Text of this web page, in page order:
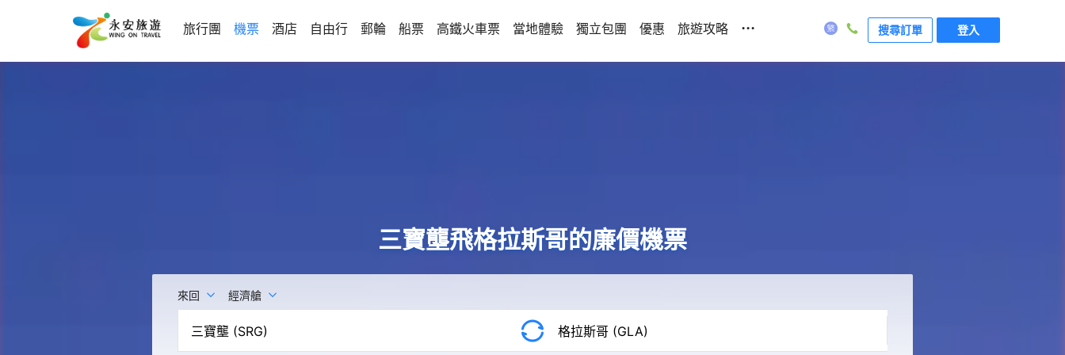
旅行團 機票 酒店 自由行 郵輪 船票 高鐵火車票 當地體驗 獨立包團 優惠 旅遊攻略 ... 搜尋訂單 登入
三寶壟飛格拉斯哥的廉價機票
來回 經濟艙